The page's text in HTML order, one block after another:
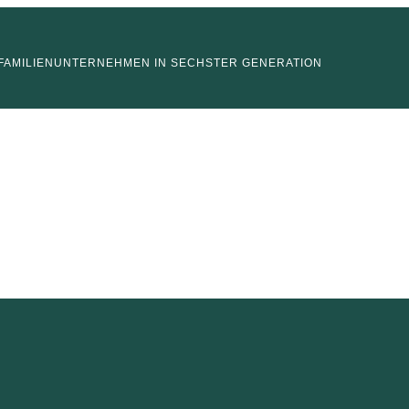
FAMILIENUNTERNEHMEN IN SECHSTER GENERATION